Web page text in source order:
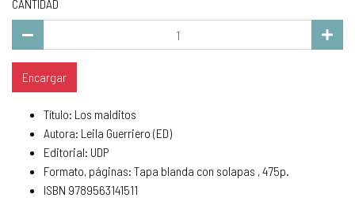
CANTIDAD
Encargar
Título: Los malditos
Autora: Leila Guerriero (ED)
Editorial: UDP
Formato, páginas: Tapa blanda con solapas , 475p.
ISBN 9789563141511